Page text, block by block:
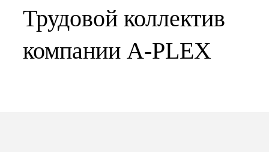
Трудовой коллектив
компании A-PLEX